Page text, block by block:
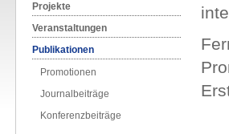
Projekte
Veranstaltungen
Publikationen
Promotionen
Journalbeiträge
Konferenzbeiträge